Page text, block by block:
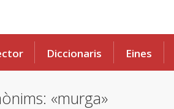
Diccionaris Eines
«murga»